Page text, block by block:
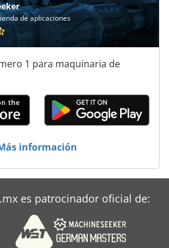
de aplicaciones
1 para maquinaria de
información
es patrocinador oficial de: